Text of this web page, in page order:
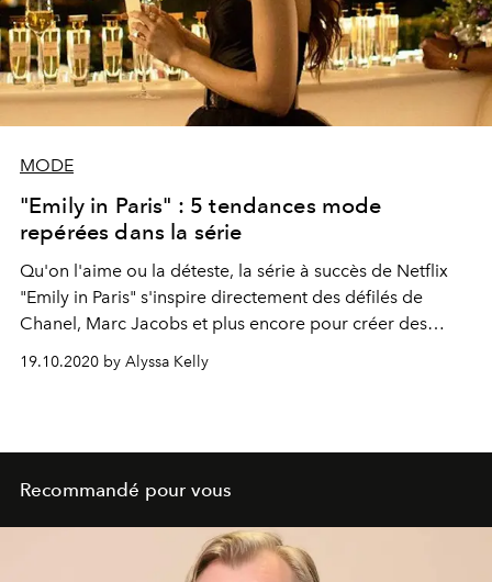
MODE
"Emily in Paris" : 5 tendances mode
repérées dans la série
Qu'on l'aime ou la déteste, la série à succès de Netflix
"Emily in Paris" s'inspire directement des défilés de
Chanel, Marc Jacobs et plus encore pour créer des
looks ultra mode. Voici les tendances phares repérées.
19.10.2020 by Alyssa Kelly
Recommandé pour vous